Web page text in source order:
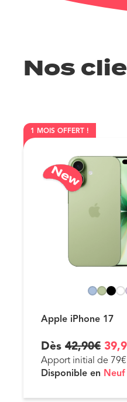
Nos
1 MOIS OFFERT !
Apple iPhone 17
Dès 42,90€ 39,
Apport initial de 79€
Disponible en Neuf